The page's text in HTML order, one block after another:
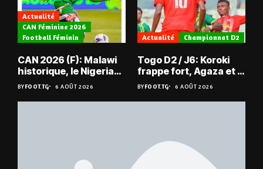
Actualité
CAN Féminine 2026
Football Féminin
CAN 2026 (F): Malawi
historique, le Nigeria
sauvé, la Zambie
éliminée
BYFOOT.TG 6 AOÛT 2026
Actualité Championnat D2
Togo D2 / J6: Koroki
frappe fort, Agaza et la
JCA assurent,
suspense avant Sara
FC – Doumbé FC
BYFOOT.TG 6 AOÛT 2026